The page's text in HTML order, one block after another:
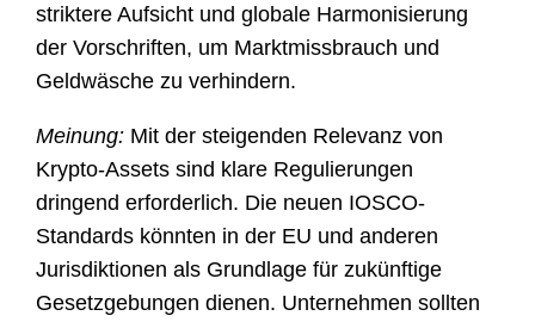
striktere Aufsicht und globale Harmonisierung
der Vorschriften, um Marktmissbrauch und
Geldwäsche zu verhindern.
Meinung: Mit der steigenden Relevanz von
Krypto-Assets sind klare Regulierungen
dringend erforderlich. Die neuen IOSCO-
Standards könnten in der EU und anderen
Jurisdiktionen als Grundlage für zukünftige
Gesetzgebungen dienen. Unternehmen sollten